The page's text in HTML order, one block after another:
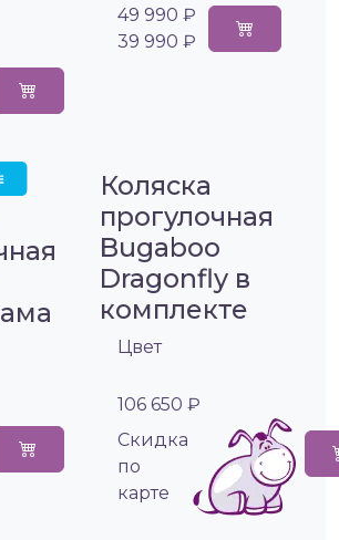
49 990 ₽
39 990 ₽
Коляска
прогулочная
Bugaboo
Dragonfly в
комплекте
Цвет
106 650 ₽
Cкидка
по
карте